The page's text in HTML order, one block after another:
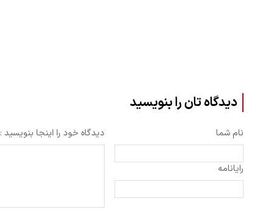
دیدگاه تان را بنویسید
نام شما
رایانامه
دیدگاه خود را اینجا بنویسید :